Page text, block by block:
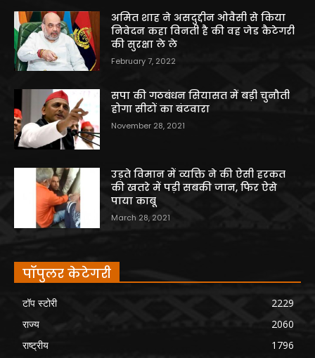
अमित शाह ने असदुद्दीन ओवैसी से किया
निवेदन कहा विनती है की वह जेड कैटेगरी
की सुरक्षा ले ले
February 7, 2022
सपा की गठबंधन सियासत में बड़ी चुनौती
होगा सीटों का बंटवारा
November 28, 2021
उड़ते विमान में व्यक्ति ने की ऐसी हरकत
की खतरे में पड़ी सबकी जान, फिर ऐसे
पाया काबू
March 28, 2021
पॉपुलर केटेगरी
टॉप स्टोरी
2229
राज्य
2060
राष्ट्रीय
1796